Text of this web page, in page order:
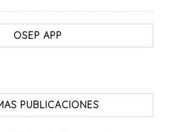
OSEP APP
PUBLICACIONES